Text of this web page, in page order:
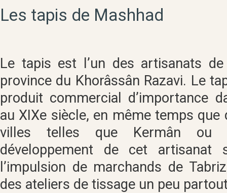
Les tapis de Mashhad
Le tapis est l’un des artisanats
province du Khorâssân Razavi. Le
produit commercial d’importance
au XIXe siècle, en même temps que
villes telles que Kermân ou
développement de cet artisanat
l’impulsion de marchands de
des ateliers de tissage un peu